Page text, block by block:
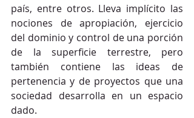
país, entre otros. Lleva implícito las
nociones de apropiación, ejercicio
del dominio y control de una porción
de la superficie terrestre, pero
también contiene las ideas de
pertenencia y de proyectos que una
sociedad desarrolla en un espacio
dado.